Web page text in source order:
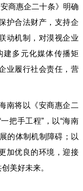
商惠企二十条》明确
护合法财产，支持企
动机制，对漠视企业
建多元化媒体传播矩
业履行社会责任，营
将以《安商惠企二
把手工程”，以“海南
的体制机制障碍；以
加优良的环境，迎接
美好未来。